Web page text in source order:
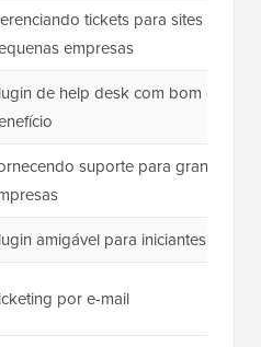
tickets para sites de
empresas
de help desk com bom custo-
suporte para grandes
amigável para iniciantes
por e-mail